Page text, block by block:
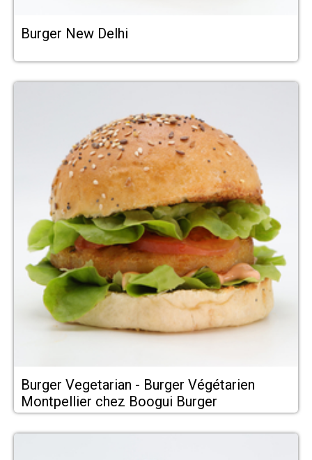
Burger New Delhi
Burger Vegetarian - Burger Végétarien
Montpellier chez Boogui Burger